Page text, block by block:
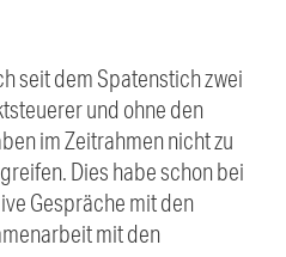
seit dem Spatenstich zwei
und ohne den
im Zeitrahmen nicht zu
Dies habe schon bei
Gespräche mit den
mit den